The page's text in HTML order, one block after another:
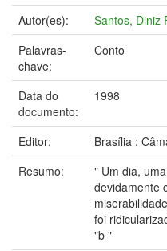
Autor(es):
Santos, Diniz
Palavras-
chave:
Conto
Data do
documento:
1998
Editor:
Brasília :
Resumo:
" Um dia,
devidamente
foi
"b "